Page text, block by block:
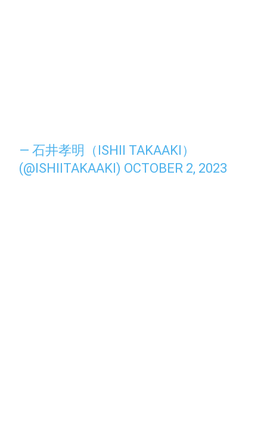
— 石井孝明（ISHII TAKAAKI）
(@ISHIITAKAAKI) OCTOBER 2, 2023